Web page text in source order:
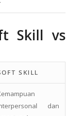
Skill vs
SKILL
dan